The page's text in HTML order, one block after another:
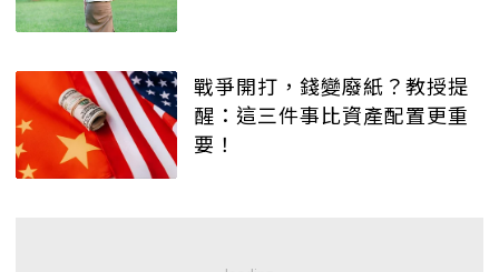
戰爭開打，錢變廢紙？教授提
醒：這三件事比資產配置更重
要！